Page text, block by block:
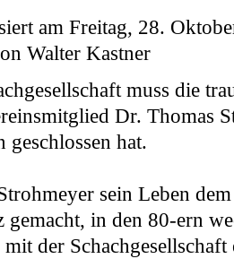
am Freitag, 28.
Walter Kastner
muss die
Dr. Thomas
geschlossen hat.
sein Leben
gemacht, in den 80-ern
der